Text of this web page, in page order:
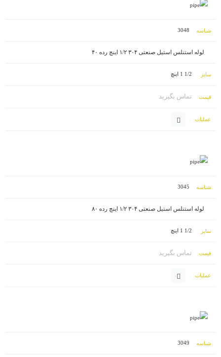
3048
لوله استنلس استیل صنعتی ۳۰۴ ۱/۲ اینچ رده ۴۰
1/2 1 اینچ
تماس بگیرید
3045
لوله استنلس استیل صنعتی ۳۰۴ ۱/۲ اینچ رده ۸۰
1/2 1 اینچ
تماس بگیرید
3049